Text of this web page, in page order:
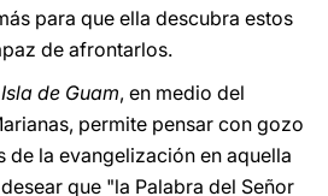
para que ella descubra estos
de afrontarlos.
Isla de Guam, en medio del
permite pensar con gozo
de la evangelización en aquella
que "la Palabra del Señor